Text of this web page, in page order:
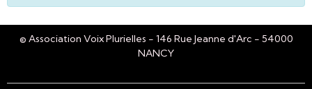
© Association Voix Plurielles - 146 Rue Jeanne d'Arc - 54000
NANCY